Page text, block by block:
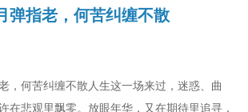
弹指老，何苦纠缠不散
，何苦纠缠不散人生这一场来过，迷惑、曲
在悲观里飘零。放眼年华，又在期待里追寻，